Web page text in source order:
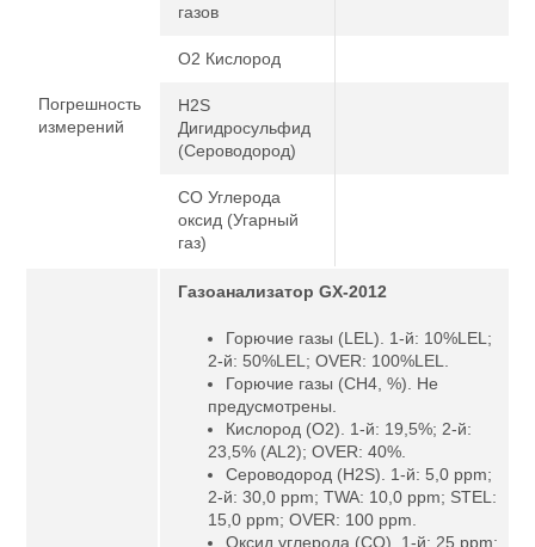
Погрешность
измерений
газов
O2 Кислород
H2S
Дигидросульфид
(Сероводород)
CO Углерода
оксид (Угарный
газ)
Газоанализатор GX-2012
Горючие газы (LEL). 1-й: 10%LEL;
2-й: 50%LEL; OVER: 100%LEL.
Горючие газы (CH4, %). Не
предусмотрены.
Кислород (O2). 1-й: 19,5%; 2-й:
23,5% (AL2); OVER: 40%.
Сероводород (H2S). 1-й: 5,0 ppm;
2-й: 30,0 ppm; TWA: 10,0 ppm; STEL:
15,0 ppm; OVER: 100 ppm.
Оксид углерода (CO). 1-й: 25 ppm;